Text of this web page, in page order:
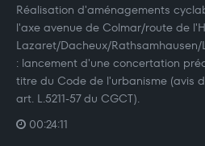
Réalisation d'aménagements
l'axe avenue de Colmar/route de
Lazaret/Dacheux/
: lancement d'une concertation
titre du Code de l'urbanisme (avis
art. L.5211-57 du CGCT).
00:24:11